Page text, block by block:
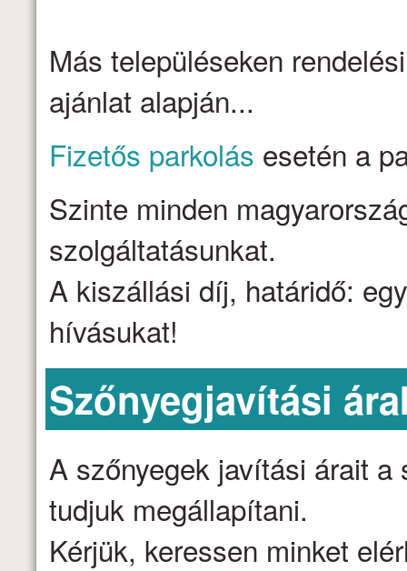
Más településeken
ajánlat alapján...
Fizetős parkolás esetén a
Szinte minden
szolgáltatásunkat.
A kiszállási díj, határidő:
hívásukat!
Szőnyegjavítási
A szőnyegek javítási árait a
tudjuk megállapítani.
Kérjük, keressen minket